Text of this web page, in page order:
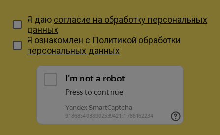
Я даю согласие на обработку персональных
данных
Я ознакомлен с Политикой обработки
персональных данных